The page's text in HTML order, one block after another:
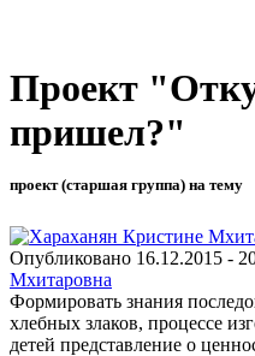
Проект
пришел?"
проект (старшая группа) на тему
Опубликовано 16.12.2015 -
Мхитаровна
Формировать знания
хлебных злаков, процессе
детей представление о